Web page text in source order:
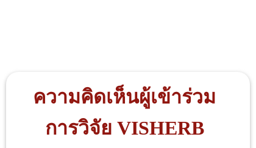
ความคิดเห็นผู้เข้าร่วม
การวิจัย VISHERB